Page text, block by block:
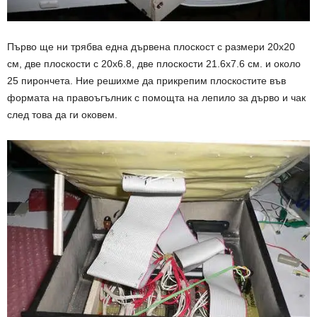
Първо ще ни трябва една дървена плоскост с размери 20х20
см, две плоскости с 20х6.8, две плоскости 21.6х7.6 см. и около
25 пирончета. Ние решихме да прикрепим плоскостите във
формата на правоъгълник с помощта на лепило за дърво и чак
след това да ги оковем.